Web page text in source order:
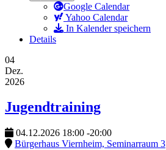
Google Calendar
Yahoo Calendar
In Kalender speichern
Details
04
Dez.
2026
Jugendtraining
04.12.2026 18:00 -20:00
Bürgerhaus Viernheim, Seminarraum 3